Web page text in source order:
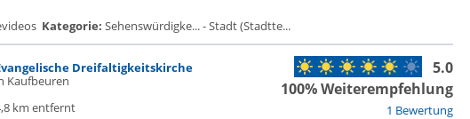
Kategorie: Sehenswürdigke... - Stadt (Stadtte...
Dreifaltigkeitskirche
Kaufbeuren
km entfernt
1 Bewertung
5.0
100% Weiterempfehlung